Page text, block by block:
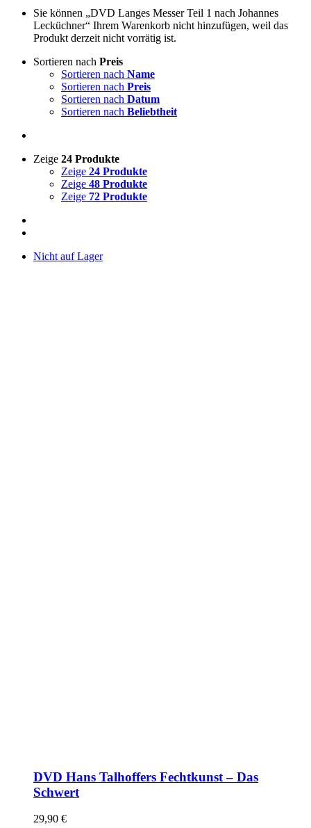
Sie können „DVD Langes Messer Teil 1 nach Johannes
Lecküchner“ Ihrem Warenkorb nicht hinzufügen, weil das
Produkt derzeit nicht vorrätig ist.
Sortieren nach Preis
Sortieren nach Name
Sortieren nach Preis
Sortieren nach Datum
Sortieren nach Beliebtheit
Zeige 24 Produkte
Zeige 24 Produkte
Zeige 48 Produkte
Zeige 72 Produkte
Nicht auf Lager
DVD Hans Talhoffers Fechtkunst – Das
Schwert
29,90 €